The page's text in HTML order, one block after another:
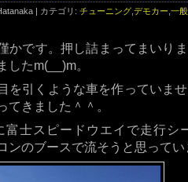
| カテゴリ: チューニング デモカー 一
かです。押し詰まってまいり
したm(__)m。
を引くような車を作っていま
てきました＾＾。
富士スピードウエイで走行シ
ンのブースで流そうと思ってい